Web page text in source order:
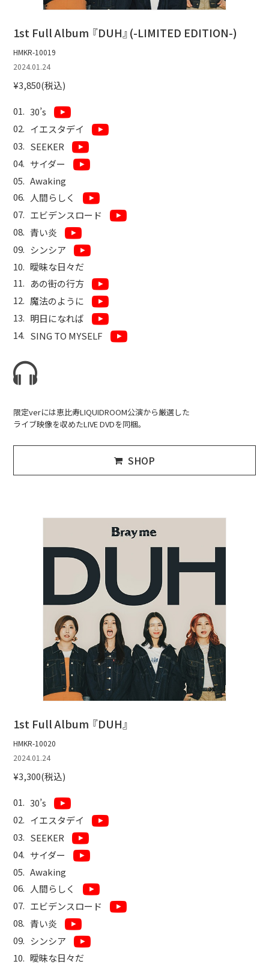
1st Full Album 『DUH』(-LIMITED EDITION-)
HMKR-10019
2024.01.24
¥3,850(税込)
30’s
イエスタデイ
SEEKER
サイダー
Awaking
人間らしく
エビデンスロード
青い炎
シンシア
曖昧な日々だ
あの街の行方
魔法のように
明日になれば
SING TO MYSELF
限定verには恵比寿LIQUIDROOM公演から厳選した
ライブ映像を収めたLIVE DVDを同梱。
SHOP
1st Full Album 『DUH』
HMKR-10020
2024.01.24
¥3,300(税込)
30’s
イエスタデイ
SEEKER
サイダー
Awaking
人間らしく
エビデンスロード
青い炎
シンシア
曖昧な日々だ